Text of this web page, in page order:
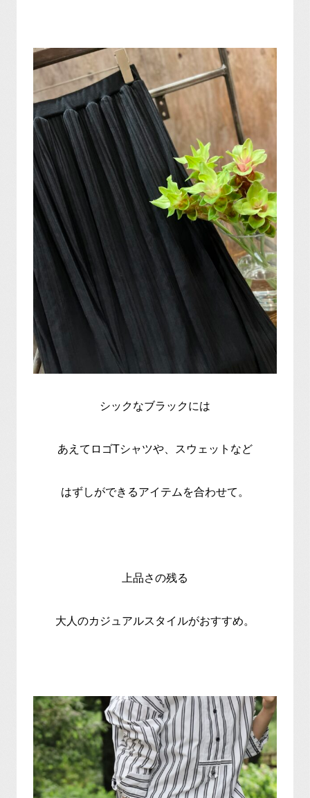
シックなブラックには
あえてロゴTシャツや、スウェットなど
はずしができるアイテムを合わせて。
上品さの残る
大人のカジュアルスタイルがおすすめ。